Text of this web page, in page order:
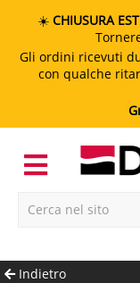
☀️ CHIUSURA
Gli ordini ricevuti
con qualche
Indietro